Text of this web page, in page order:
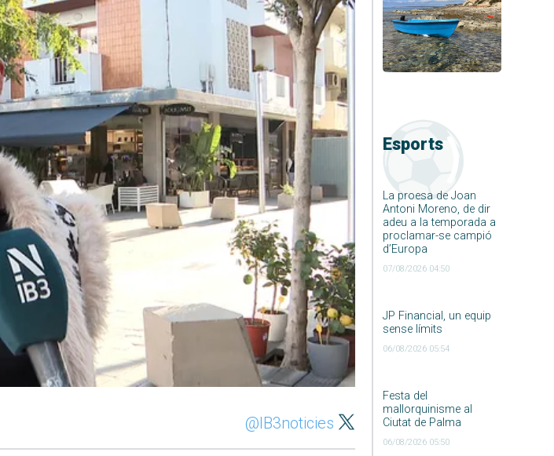
Esports
La proesa de Joan
Antoni Moreno, de dir
adeu a la temporada a
proclamar-se campió
d’Europa
07/08/2026 04:50
JP Financial, un equip
sense límits
06/08/2026 05:54
Festa del
mallorquinisme al
Ciutat de Palma
06/08/2026 05:50
@IB3noticies